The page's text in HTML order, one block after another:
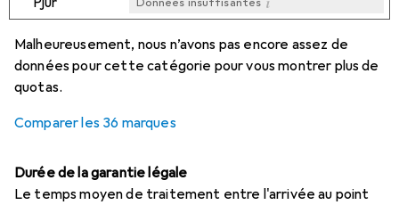
Données insuffisantes
Malheureusement, nous n’avons pas encore assez de
données pour cette catégorie pour vous montrer plus de
quotas.
Comparer les 36 marques
Durée de la garantie légale
Le temps moyen de traitement entre l'arrivée au point